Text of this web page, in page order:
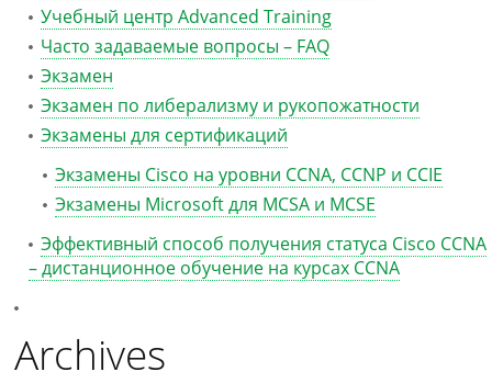
Учебный центр Advanced Training
Часто задаваемые вопросы – FAQ
Экзамен
Экзамен по либерализму и рукопожатности
Экзамены для сертификаций
Экзамены Cisco на уровни CCNA, CCNP и CCIE
Экзамены Microsoft для MCSA и MCSE
Эффективный способ получения статуса Cisco CCNA
– дистанционное обучение на курсах CCNA
Archives